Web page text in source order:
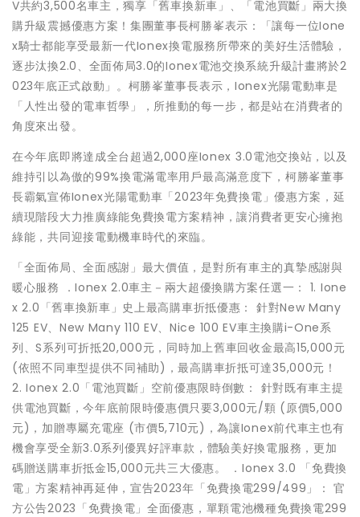
V共約3,500名車主，獨享「舊車換新車」、「電池買斷」兩大換
購升級震撼優惠方案！集團董事長柯勝峯表示：「讓每一位Ione
x騎士都能享受最新一代Ionex換電服務所帶來的美好生活體驗，
逐步汰換2.0、全面佈局3.0的Ionex電池交換系統升級計畫將於2
023年底正式啟動」。柯勝峯董事長表示，Ionex光陽電動車是
「人性出發的電車哲學」，所推動的每一步，都是站在消費者的
角度來出發。
在今年底即將達成全台超過2,000座Ionex 3.0電池交換站，以及
維持引以為傲的99%換電滿電率用戶最高滿意度下，柯勝峯董事
長霸氣宣佈Ionex光陽電動車「2023年免費換電」優惠方案，延
續現階段大力推廣綠能免費換電方案精神，讓消費者更安心擁抱
綠能，共同迎接電動機車時代的來臨。
「全面佈局、全面感謝」最大價值，是對所有車主的真摯感謝與
暖心服務 ．Ionex 2.0車主－兩大超優換購方案任選一： 1. Ione
x 2.0「舊車換新車」史上最高購車折抵優惠： 針對New Many
125 EV、New Many 110 EV、Nice 100 EV車主換購i-One系
列、S系列可折抵20,000元，同時加上舊車回收金最高15,000元
(依照不同車型提供不同補助)，最高購車折抵可達35,000元！
2. Ionex 2.0「電池買斷」空前優惠限時倒數： 針對既有車主提
供電池買斷，今年底前限時優惠價只要3,000元/顆 (原價5,000
元)，加贈專屬充電座 (市價5,710元)，為讓Ionex前代車主也有
機會享受全新3.0系列優異好評車款，體驗美好換電服務，更加
碼贈送購車折抵金15,000元共三大優惠。 ．Ionex 3.0 「免費換
電」方案精神再延伸，宣告2023年「免費換電299/499」： 官
方公告2023「免費換電」全面優惠，單顆電池機種免費換電299